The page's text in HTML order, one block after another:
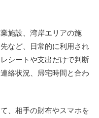
施設、湾岸エリアの施
など、日常的に利用され
シートや支出だけで判断
絡状況、帰宅時間と合わ
、相手の財布やスマホを